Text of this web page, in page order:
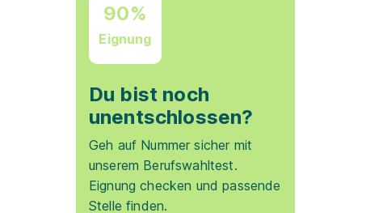
90%
Eignung
Du bist noch
unentschlossen?
Geh auf Nummer sicher mit
unserem Berufswahltest.
Eignung checken und passende
Stelle finden.